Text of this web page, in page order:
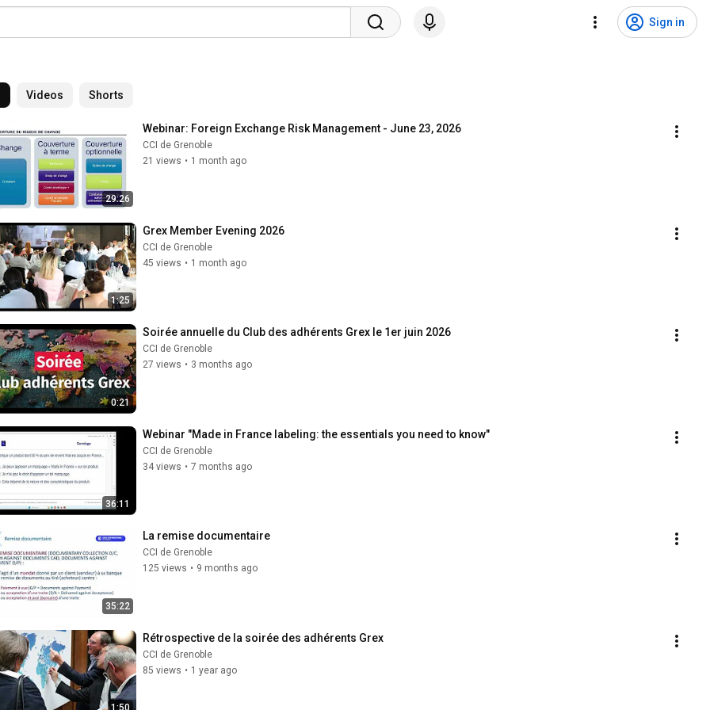
Sign in
Videos Shorts
29:26
Webinar: Foreign Exchange Risk Management - June 23, 2026
CCI de Grenoble
21 views • 1 month ago
1:25
Grex Member Evening 2026
CCI de Grenoble
45 views • 1 month ago
0:21
Soirée annuelle du Club des adhérents Grex le 1er juin 2026
CCI de Grenoble
27 views • 3 months ago
36:11
Webinar "Made in France labeling: the essentials you need to know"
CCI de Grenoble
34 views • 7 months ago
35:22
La remise documentaire
CCI de Grenoble
125 views • 9 months ago
1:50
Rétrospective de la soirée des adhérents Grex
CCI de Grenoble
85 views • 1 year ago